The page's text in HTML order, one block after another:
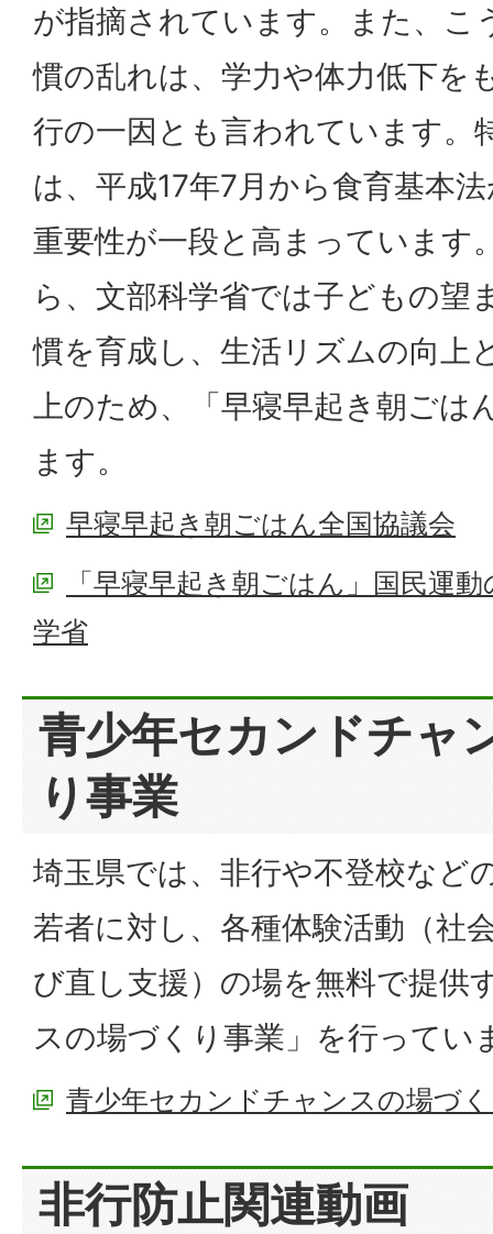
が指摘されています。また、こ
慣の乱れは、学力や体力低下を
行の一因とも言われています。
は、平成17年7月から食育基本
重要性が一段と高まっています
ら、文部科学省では子どもの望
慣を育成し、生活リズムの向上
上のため、「早寝早起き朝ごは
ます。
早寝早起き朝ごはん全国協議会
「早寝早起き朝ごはん」国民運
学省
青少年セカンドチャ
り事業
埼玉県では、非行や不登校など
若者に対し、各種体験活動（社
び直し支援）の場を無料で提供
スの場づくり事業」を行ってい
青少年セカンドチャンスの場づ
非行防止関連動画